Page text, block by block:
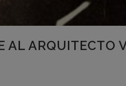
AL ARQUITECTO